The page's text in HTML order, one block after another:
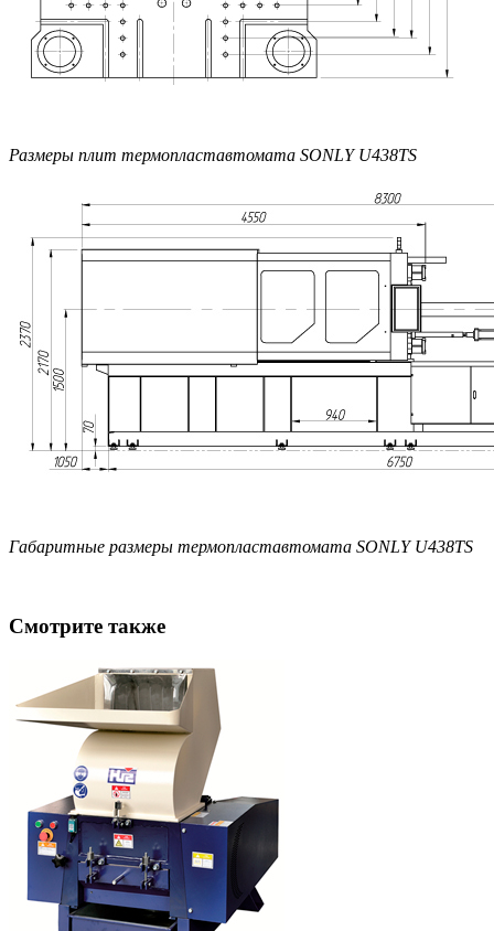
Размеры плит термопластавтомата SONLY U438TS
Габаритные размеры термопластавтомата SONLY U438TS
Смотрите также